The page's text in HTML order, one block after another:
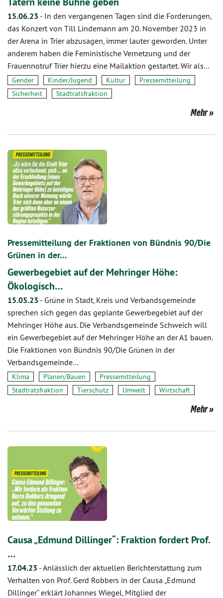
15.06.23 - In den vergangenen Tagen sind die Forderungen,
das Konzert von Till Lindemann am 20. November 2023 in
der Arena in Trier abzusagen, immer lauter geworden. Unter
anderem haben die Feministische Vernetzung und der
Frauennotruf Trier hierzu eine Mailaktion gestartet. Wir als…
Gender Kinder/Jugend Kultur
Pressemitteilung
Sicherheit
Stadtratsfraktion
Mehr
Pressemitteilung der Fraktionen von Bündnis 90/Die
Grünen in der…
Gewerbegebiet auf der Mehringer Höhe:
Ökologisch…
15.05.23 - Grüne in Stadt, Kreis und Verbandsgemeinde
sprechen sich gegen das geplante Gewerbegebiet auf der
Mehringer Höhe aus. Die Verbandsgemeinde Schweich will
ein Gewerbegebiet auf der Mehringer Höhe an der A1 bauen.
Die Fraktionen von Bündnis 90/Die Grünen in der
Verbandsgemeinde…
Klima Planen/Bauen
Pressemitteilung
Stadtratsfraktion
Tierschutz Umwelt Wirtschaft
Mehr
Causa „Edmund Dillinger“: Fraktion fordert Prof.
…
17.04.23 -Anlässlich der aktuellen Berichterstattung zum
Verhalten von Prof. Gerd Robbers in der Causa „Edmund
Dillinger“ erklärt Johannes Wiegel, Mitglied der